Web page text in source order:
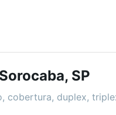
pode usar os
como piscina,
Loft.
SP
cobertura, duplex,